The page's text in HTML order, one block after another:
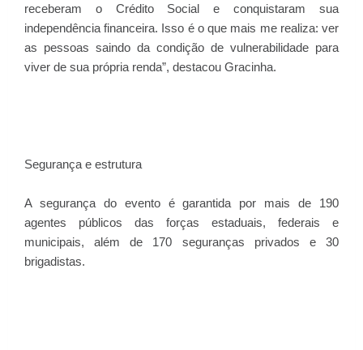
receberam o Crédito Social e conquistaram sua
independência financeira. Isso é o que mais me realiza: ver
as pessoas saindo da condição de vulnerabilidade para
viver de sua própria renda”, destacou Gracinha.
Segurança e estrutura
A segurança do evento é garantida por mais de 190
agentes públicos das forças estaduais, federais e
municipais, além de 170 seguranças privados e 30
brigadistas.